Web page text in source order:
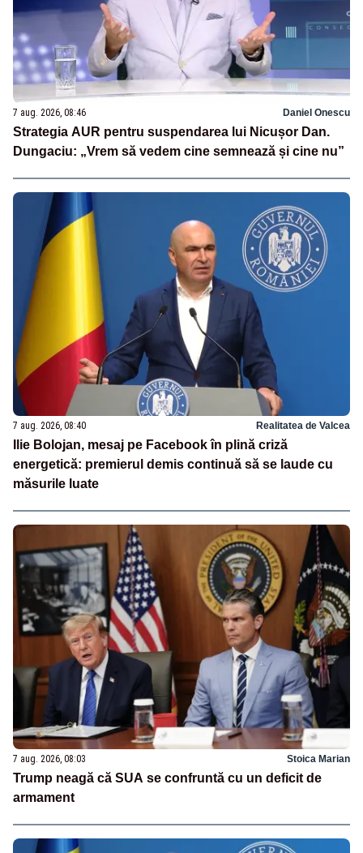
7 aug. 2026, 08:46 Daniel Onescu
Strategia AUR pentru suspendarea lui Nicușor Dan.
Dungaciu: „Vrem să vedem cine semnează și cine nu”
7 aug. 2026, 08:40 Realitatea de Valcea
Ilie Bolojan, mesaj pe Facebook în plină criză
energetică: premierul demis continuă să se laude cu
măsurile luate
7 aug. 2026, 08:03 Stoica Marian
Trump neagă că SUA se confruntă cu un deficit de
armament